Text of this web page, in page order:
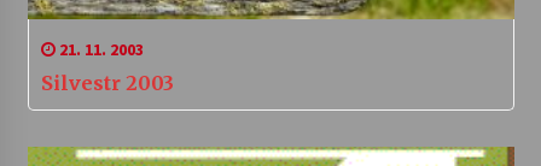
21. 11. 2003
Silvestr 2003